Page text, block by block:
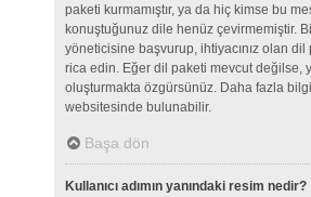
paketi kurmamıştır, ya da hiç kimse bu
konuştuğunuz dile henüz çevirmemiştir.
yöneticisine başvurup, ihtiyacınız olan dil
rica edin. Eğer dil paketi mevcut değilse,
oluşturmakta özgürsünüz. Daha fazla bilgi
websitesinde bulunabilir.
Başa dön
Kullanıcı adımın yanındaki resim nedir?